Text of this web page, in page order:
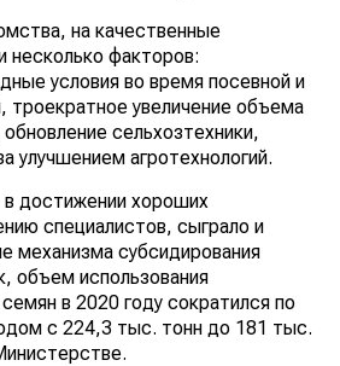
на качественные
несколько факторов:
условия во время посевной и
троекратное увеличение объема
сельхозтехники,
улучшением агротехнологий.
достижении хороших
специалистов, сыграло и
механизма субсидирования
объем использования
в 2020 году сократился по
с 224,3 тыс. тонн до 181 тыс.